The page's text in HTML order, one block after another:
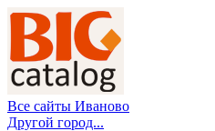
Все сайты Иваново
Другой город...